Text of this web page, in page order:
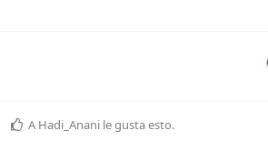
A Hadi_Anani le gusta esto.